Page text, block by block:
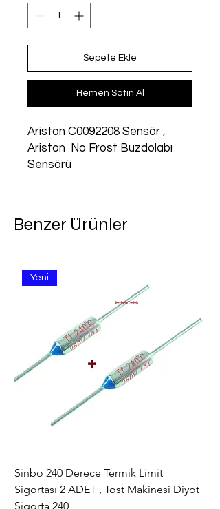
Sepete Ekle
Hemen Satın Al
Ariston C0092208 Sensör ,
Ariston  No Frost Buzdolabı
Sensörü
Benzer Ürünler
Yeni
Sinbo 240 Derece Termik Limit
Sigortası 2 ADET , Tost Makinesi Diyot
Sigorta 240